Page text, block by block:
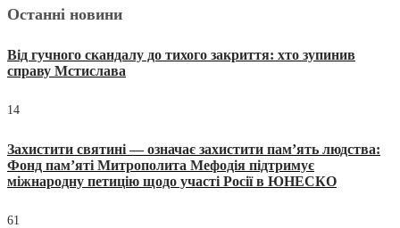
Останні новини
Від гучного скандалу до тихого закриття: хто зупинив
справу Мстислава
14
Захистити святині — означає захистити пам’ять людства:
Фонд пам’яті Митрополита Мефодія підтримує
міжнародну петицію щодо участі Росії в ЮНЕСКО
61